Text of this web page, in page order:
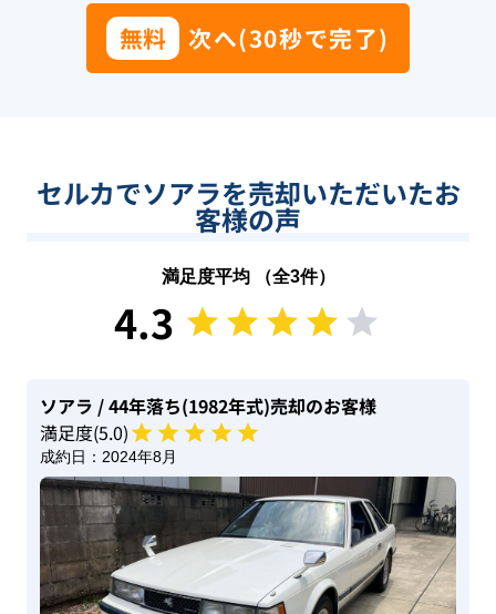
無料 次へ(30秒で完了)
セルカでソアラを売却いただいたお
客様の声
満足度平均 （全3件）
4.3
ソアラ / 44年落ち(1982年式)売却のお客様
満足度(5.0)
成約日： 2024年8月